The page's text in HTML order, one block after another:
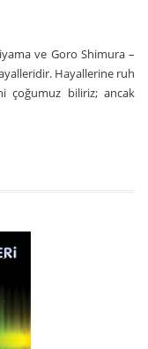
ve Goro Shimura –
Hayallerine ruh
çoğumuz biliriz; ancak